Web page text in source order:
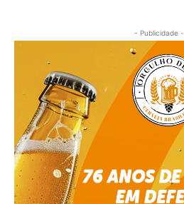
- Publicidade -